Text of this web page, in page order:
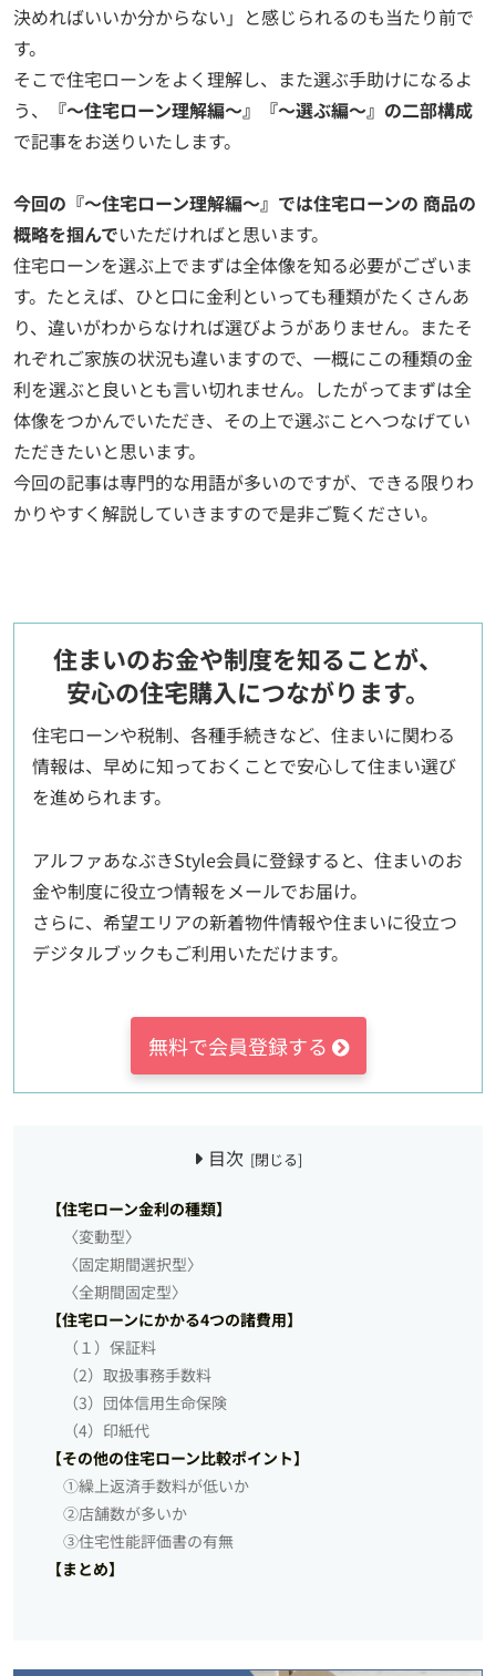
決めればいいか分からない」と感じられるのも当たり前で
す。
そこで住宅ローンをよく理解し、また選ぶ手助けになるよ
う、
『～住宅ローン理解編～』『～選ぶ編～』の二部構成
で記事をお送りいたします。
今回の『～住宅ローン理解編～』では住宅ローンの 商品の
概略を掴んでいただければと思います。
住宅ローンを選ぶ上でまずは全体像を知る必要がございま
す。たとえば、ひと口に金利といっても種類がたくさんあ
り、違いがわからなければ選びようがありません。またそ
れぞれご家族の状況も違いますので、一概にこの種類の金
利を選ぶと良いとも言い切れません。したがってまずは全
体像をつかんでいただき、その上で選ぶことへつなげてい
ただきたいと思います。
今回の記事は専門的な用語が多いのですが、できる限りわ
かりやすく解説していきますので是非ご覧ください。
住まいのお金や制度を知ることが、
安心の住宅購入につながります。
住宅ローンや税制、各種手続きなど、住まいに関わる
情報は、早めに知っておくことで安心して住まい選び
を進められます。
アルファあなぶきStyle会員に登録すると、住まいのお
金や制度に役立つ情報をメールでお届け。
さらに、希望エリアの新着物件情報や住まいに役立つ
デジタルブックもご利用いただけます。
無料で会員登録する
目次
【住宅ローン金利の種類】
〈変動型〉
〈固定期間選択型〉
〈全期間固定型〉
【住宅ローンにかかる4つの諸費用】
（１）保証料
（2）取扱事務手数料
（3）団体信用生命保険
（4）印紙代
【その他の住宅ローン比較ポイント】
①繰上返済手数料が低いか
②店舗数が多いか
③住宅性能評価書の有無
【まとめ】